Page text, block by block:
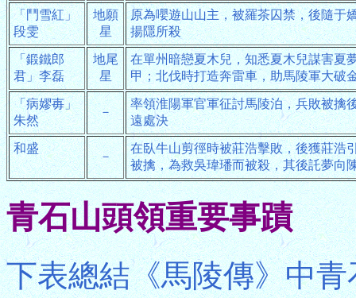
「鬥雪紅」
段雯
地願
星
原為嚶遊山山主，被羅茶囚禁，後隨于
揚隱所殺
「鍛鐵郎
君」李磊
地尾
星
在單州暗戀夏木兒，知悉夏木兒謀害夏
甲；北伐時打造奔雷車，助馬陵軍大破
「病嫪毐」
朱然
－
率領淮陽軍官軍征討馬陵泊，兵敗被擒
遠處決
和盛
－
在臥牛山剪徑時被莊浩擊敗，後獲莊浩
被擒，為救吳瑋璠而被殺，其後託夢向
青石山頭領重要事蹟
下表總結《馬陵傳》中